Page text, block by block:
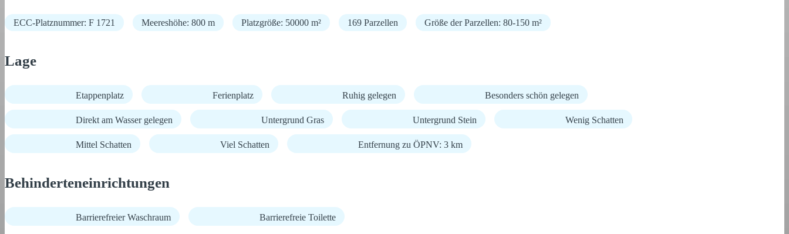
ECC-Platznummer: F 1721 Meereshöhe: 800 m Platzgröße: 50000 m² 169 Parzellen Größe der Parzellen: 80-150 m²
Lage
Etappenplatz Ferienplatz Ruhig gelegen Besonders schön gelegen
Direkt am Wasser gelegen Untergrund Gras Untergrund Stein Wenig Schatten
Mittel Schatten Viel Schatten Entfernung zu ÖPNV: 3 km
Behinderteneinrichtungen
Barrierefreier Waschraum Barrierefreie Toilette